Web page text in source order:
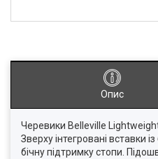
Опис
Черевики Belleville
Зверху інтегровані вставки
бічну підтримку стопи.